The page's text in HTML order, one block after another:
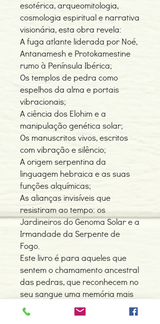
esotérica, arqueomitologia,
cosmologia espiritual e narrativa
visionária, esta obra revela:
A fuga atlante liderada por Noé,
Antanamesh e Protokamestine
rumo à Península Ibérica;
Os templos de pedra como
espelhos da alma e portais
vibracionais;
A ciência dos Elohim e a
manipulação genética solar;
Os manuscritos vivos, escritos
com vibração e silêncio;
A origem serpentina da
linguagem hebraica e as suas
funções alquímicas;
As alianças invisíveis que
resistiram ao tempo: os
Jardineiros do Genoma Solar e a
Irmandade da Serpente de
Fogo.
Este livro é para aqueles que
sentem o chamamento ancestral
das pedras, que reconhecem no
seu sangue uma memória mais
antiga do que os livros
permitiram escrever. É para os